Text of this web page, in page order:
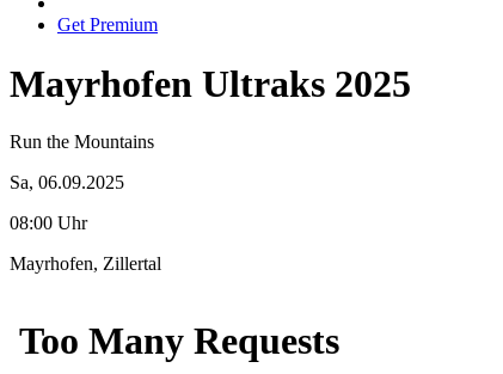
Get Premium
Mayrhofen Ultraks 2025
Run the Mountains
Sa, 06.09.2025
08:00 Uhr
Mayrhofen, Zillertal